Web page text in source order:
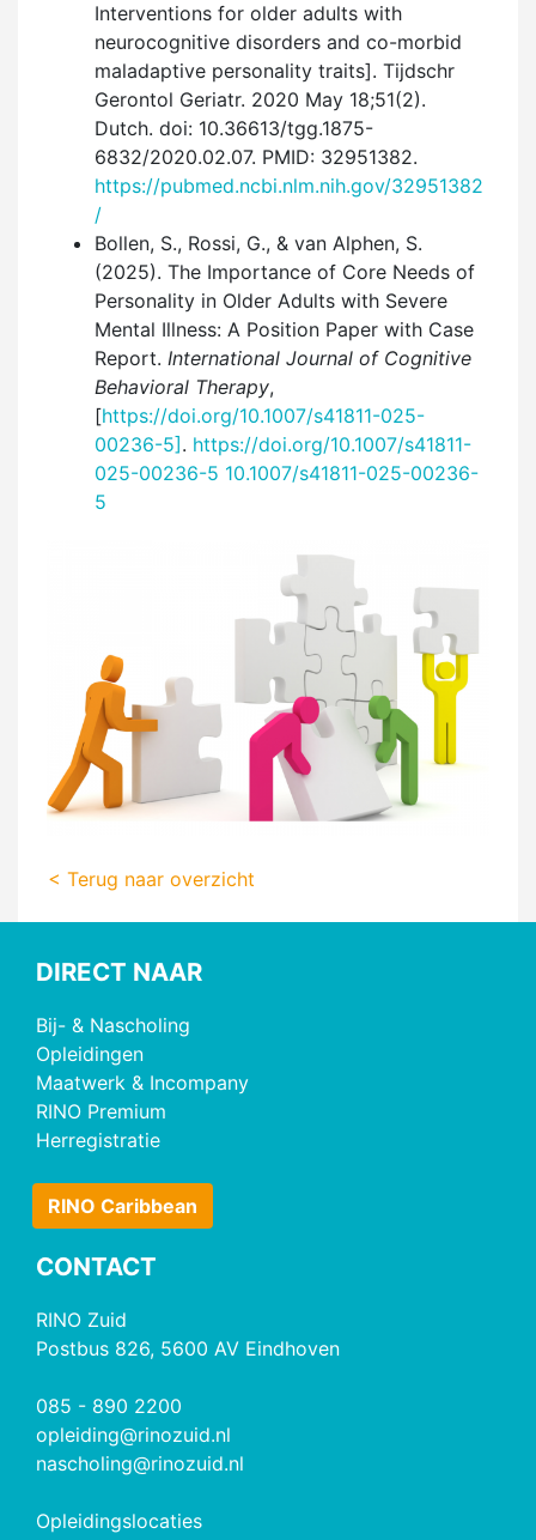
Interventions for older adults with
neurocognitive disorders and co-morbid
maladaptive personality traits]. Tijdschr
Gerontol Geriatr. 2020 May 18;51(2).
Dutch. doi: 10.36613/tgg.1875-
6832/2020.02.07. PMID: 32951382.
https://pubmed.ncbi.nlm.nih.gov/32951382
/
Bollen, S., Rossi, G., & van Alphen, S.
(2025). The Importance of Core Needs of
Personality in Older Adults with Severe
Mental Illness: A Position Paper with Case
Report. International Journal of Cognitive
Behavioral Therapy,
[https://doi.org/10.1007/s41811-025-
00236-5] . https://doi.org/10.1007/s41811-
025-00236-5 10.1007/s41811-025-00236-
5
< Terug naar overzicht
DIRECT NAAR
Bij- & Nascholing
Opleidingen
Maatwerk & Incompany
RINO Premium
Herregistratie
RINO Caribbean
CONTACT
RINO Zuid
Postbus 826, 5600 AV Eindhoven
085 - 890 2200
opleiding@rinozuid.nl
nascholing@rinozuid.nl
Opleidingslocaties